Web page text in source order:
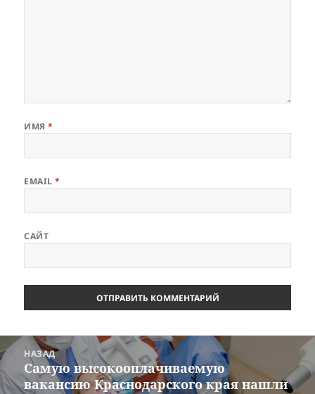
ИМЯ*
EMAIL*
САЙТ
Навигация
по
записям
НАЗАД
Предыдущая
запись:
Самую высокооплачиваемую
вакансию Краснодарского края нашли